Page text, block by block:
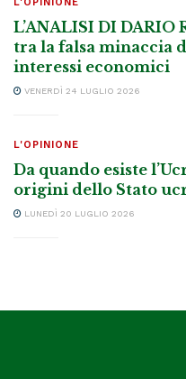
L’ANALISI DI DARIO
tra la falsa minaccia
interessi economici
VENERDÌ 24 LUGLIO 2026
L'OPINIONE
Da quando esiste
origini dello Stato
LUNEDÌ 20 LUGLIO 2026